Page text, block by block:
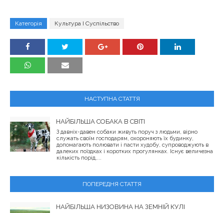
Категорія Культура І Суспільство
НАСТУПНА СТАТТЯ
НАЙБІЛЬША СОБАКА В СВІТІ
З давніх-давен собаки живуть поруч з людьми, вірно
служать своїм господарям, охороняють їх будинку,
допомагають полювати і пасти худобу, супроводжують в
далеких поїздках і коротких прогулянках. Існує величезна
кількість порід,...
ПОПЕРЕДНЯ СТАТТЯ
НАЙБІЛЬША НИЗОВИНА НА ЗЕМНІЙ КУЛІ